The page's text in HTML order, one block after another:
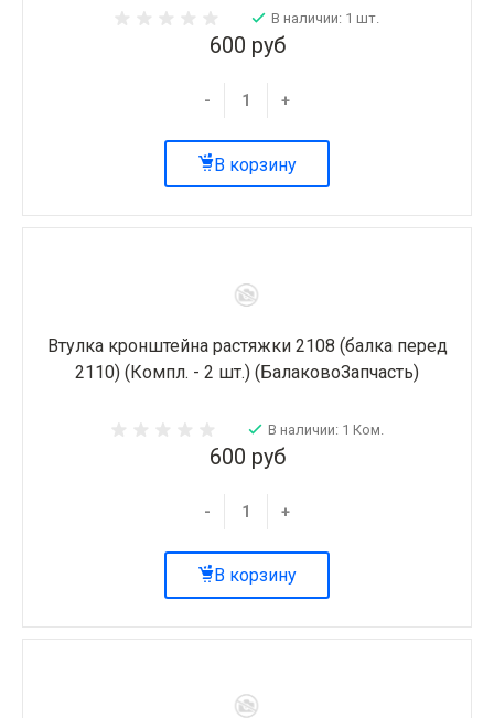
В наличии: 1 шт.
600 руб
- +
В корзину
Втулка кронштейна растяжки 2108 (балка перед
2110) (Компл. - 2 шт.) (БалаковоЗапчасть)
В наличии: 1 Ком.
600 руб
- +
В корзину